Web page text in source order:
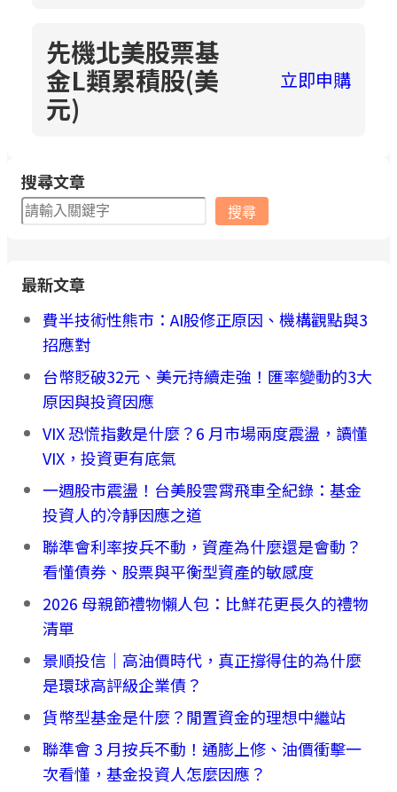
先機北美股票基
金L類累積股(美
元)
立即申購
搜尋文章
搜
尋
搜尋
最新文章
費半技術性熊市：AI股修正原因、機構觀點與3
招應對
台幣貶破32元、美元持續走強！匯率變動的3大
原因與投資因應
VIX 恐慌指數是什麼？6 月市場兩度震盪，讀懂
VIX，投資更有底氣
一週股市震盪！台美股雲霄飛車全紀錄：基金
投資人的冷靜因應之道
聯準會利率按兵不動，資產為什麼還是會動？
看懂債券、股票與平衡型資產的敏感度
2026 母親節禮物懶人包：比鮮花更長久的禮物
清單
景順投信｜高油價時代，真正撐得住的為什麼
是環球高評級企業債？
貨幣型基金是什麼？閒置資金的理想中繼站
聯準會 3 月按兵不動！通膨上修、油價衝擊一
次看懂，基金投資人怎麼因應？